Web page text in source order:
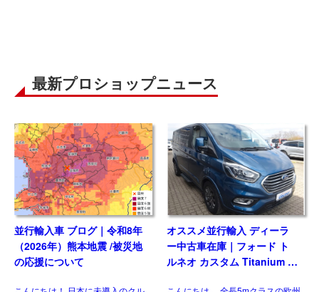
最新プロショップニュース
並行輸入車 ブログ｜令和8年
（2026年）熊本地震 /被災地
の応援について
オススメ並行輸入 ディーラ
ー中古車在庫｜フォード ト
ルネオ カスタム Titanium X